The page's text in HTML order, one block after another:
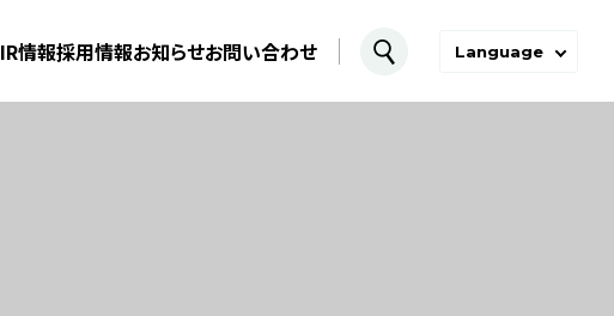
IR情報採用情報お知らせお問い合わせ Language